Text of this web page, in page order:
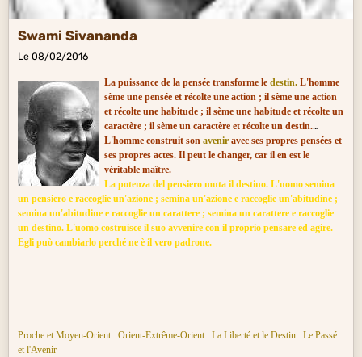
Swami Sivananda
Le 08/02/2016
La puissance de la pensée transforme le destin.L'homme
sème une pensée et récolte une action ; il sème une action
et récolte une habitude ; il sème une habitude et récolte un
caractère ; il sème un caractère et récolte un destin.
L'homme construit son aveniravec ses propres pensées et
ses propres actes. Il peut le changer, car il en est le
véritable maître.
La potenza del pensiero muta il destino. L'uomo semina
un pensiero e raccoglie un'azione ; semina un'azione e raccoglie un'abitudine ;
semina un'abitudine e raccoglie un carattere ; semina un carattere e raccoglie
un destino. L'uomo costruisce il suo avvenire con il proprio pensare ed agire.
Egli può cambiarlo perché ne è il vero padrone.
Proche et Moyen-Orient Orient-Extrême-Orient La Liberté et le Destin
Le Passé
et l'Avenir